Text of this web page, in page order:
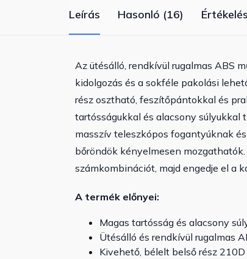
Leírás Hasonló (16) Értékelés
Az ütésálló, rendkívül rugalmas ABS
kidolgozás és a sokféle pakolási
rész osztható, feszítőpántokkal és
tartósságukkal és alacsony
masszív teleszkópos fogantyúknak
bőröndök kényelmesen
számkombinációt, majd engedje el a
A termék előnyei:
Magas tartósság és alacsony
Ütésálló és rendkívül rugalmas
Kivehető, bélelt belső rész